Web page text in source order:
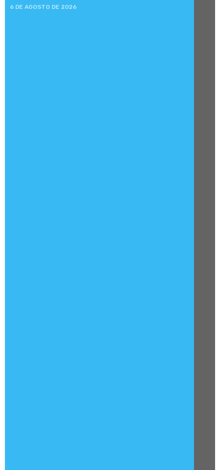
6 DE AGOSTO DE 2026